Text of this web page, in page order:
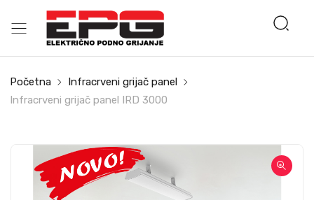
Početna
Infracrveni grijač panel
Infracrveni grijač panel IRD 3000